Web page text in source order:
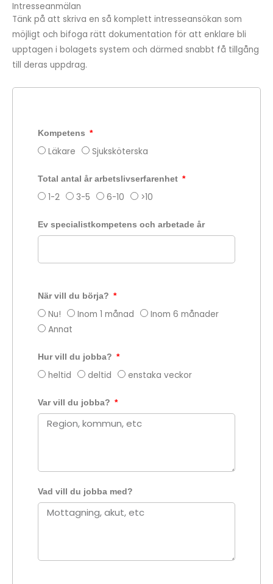
Intresseanmälan
Tänk på att skriva en så komplett intresseansökan som
möjligt och bifoga rätt dokumentation för att enklare bli
upptagen i bolagets system och därmed snabbt få tillgång
till deras uppdrag.
Kompetens
Läkare Sjuksköterska
Total antal år arbetslivserfarenhet
1-2 3-5 6-10 >10
Ev specialistkompetens och arbetade år
När vill du börja?
Nu! Inom 1 månad
Inom 6 månader
Annat
Hur vill du jobba?
heltid deltid enstaka veckor
Var vill du jobba?
Vad vill du jobba med?